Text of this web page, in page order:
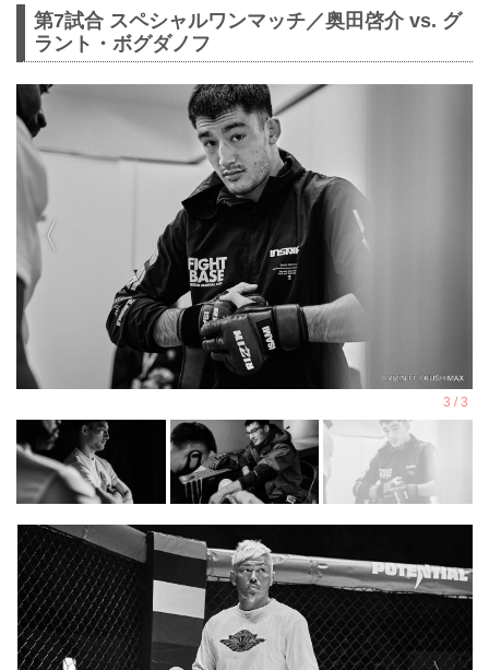
第7試合 スペシャルワンマッチ／奥田啓介 vs. グ
ラント・ボグダノフ